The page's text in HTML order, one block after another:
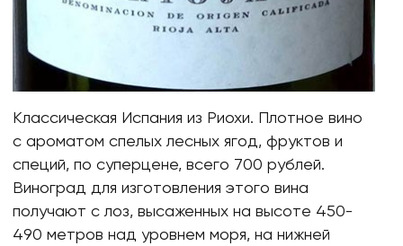
Классическая Испания из Риохи. Плотное вино
с ароматом спелых лесных ягод, фруктов и
специй, по суперцене, всего 700 рублей.
Виноград для изготовления этого вина
получают с лоз, высаженных на высоте 450-
490 метров над уровнем моря, на нижней